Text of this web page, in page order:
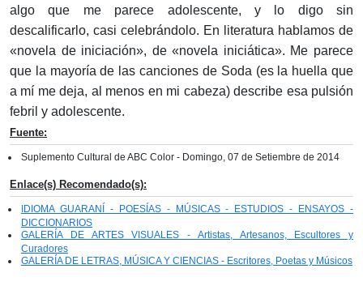
algo que me parece adolescente, y lo digo sin
descalificarlo, casi celebrándolo. En literatura hablamos de
«novela de iniciación», de «novela iniciática». Me parece
que la mayoría de las canciones de Soda (es la huella que
a mí me deja, al menos en mi cabeza) describe esa pulsión
febril y adolescente.
Fuente:
Suplemento Cultural de ABC Color - Domingo, 07 de Setiembre de 2014
Enlace(s) Recomendado(s):
IDIOMA GUARANÍ - POESÍAS - MÚSICAS - ESTUDIOS - ENSAYOS -
DICCIONARIOS
GALERÍA DE ARTES VISUALES - Artistas, Artesanos, Escultores y
Curadores
GALERÍA DE LETRAS, MÚSICA Y CIENCIAS - Escritores, Poetas y Músicos